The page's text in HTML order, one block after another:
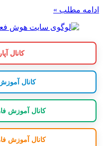
ادامه مطلب »
کانال
کانال
کانال آموزش
کانال آموزش